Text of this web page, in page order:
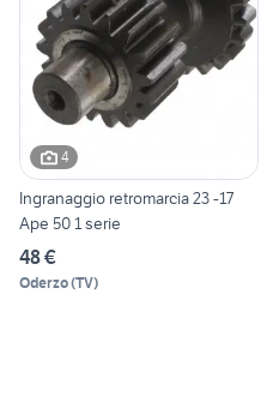
4
Ingranaggio retromarcia 23 -17
Ape 50 1 serie
48 €
Oderzo(TV)